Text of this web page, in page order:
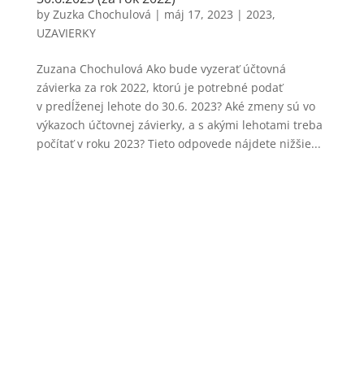
by Zuzka Chochulová | máj 17, 2023 | 2023,
UZAVIERKY
Zuzana Chochulová Ako bude vyzerať účtovná
závierka za rok 2022, ktorú je potrebné podať
v predĺženej lehote do 30.6. 2023? Aké zmeny sú vo
výkazoch účtovnej závierky, a s akými lehotami treba
počítať v roku 2023? Tieto odpovede nájdete nižšie...